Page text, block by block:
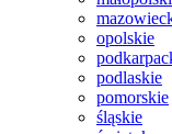
opolskie
podlaskie
pomorskie
śląskie